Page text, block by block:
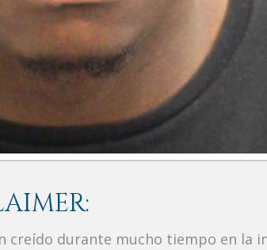
creído durante mucho tiempo en la